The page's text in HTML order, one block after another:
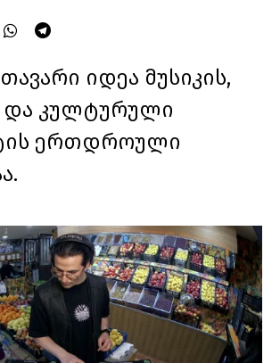
იდეა მუსიკის,
და კულტურული
ერთდროული